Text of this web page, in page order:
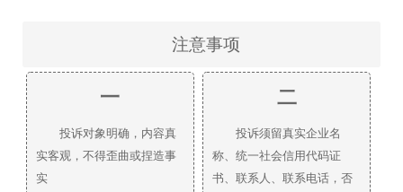
注意事项
一
投诉对象明确，内容真
实客观，不得歪曲或捏造事
实
二
投诉须留真实企业名
称、统一社会信用代码证
书、联系人、联系电话，否